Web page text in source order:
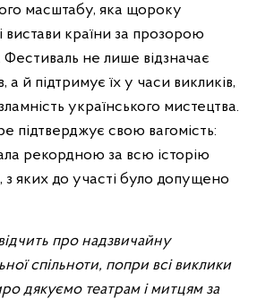
масштабу, яка щороку
вистави країни за прозорою
не лише відзначає
а й підтримує їх у часи викликів,
українського мистецтва.
підтверджує свою вагомість:
рекордною за всю історію
з яких до участі було допущено
про надзвичайну
спільноти, попри всі виклики
дякуємо театрам і митцям за